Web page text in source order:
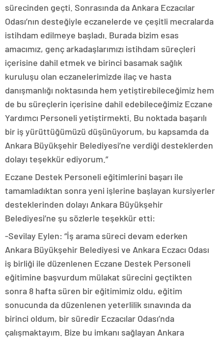
sürecinden geçti. Sonrasında da Ankara Eczacılar
Odası’nın desteğiyle eczanelerde ve çeşitli mecralarda
istihdam edilmeye başladı. Burada bizim esas
amacımız, genç arkadaşlarımızı istihdam süreçleri
içerisine dahil etmek ve birinci basamak sağlık
kuruluşu olan eczanelerimizde ilaç ve hasta
danışmanlığı noktasında hem yetiştirebileceğimiz hem
de bu süreçlerin içerisine dahil edebileceğimiz Eczane
Yardımcı Personeli yetiştirmekti. Bu noktada başarılı
bir iş yürüttüğümüzü düşünüyorum, bu kapsamda da
Ankara Büyükşehir Belediyesi’ne verdiği desteklerden
dolayı teşekkür ediyorum.”
Eczane Destek Personeli eğitimlerini başarı ile
tamamladıktan sonra yeni işlerine başlayan kursiyerler
desteklerinden dolayı Ankara Büyükşehir
Belediyesi’ne şu sözlerle teşekkür etti:
-Sevilay Eylen: “İş arama süreci devam ederken
Ankara Büyükşehir Belediyesi ve Ankara Eczacı Odası
iş birliği ile düzenlenen Eczane Destek Personeli
eğitimine başvurdum mülakat sürecini geçtikten
sonra 8 hafta süren bir eğitimimiz oldu, eğitim
sonucunda da düzenlenen yeterlilik sınavında da
birinci oldum, bir süredir Eczacılar Odası’nda
çalışmaktayım. Bize bu imkanı sağlayan Ankara